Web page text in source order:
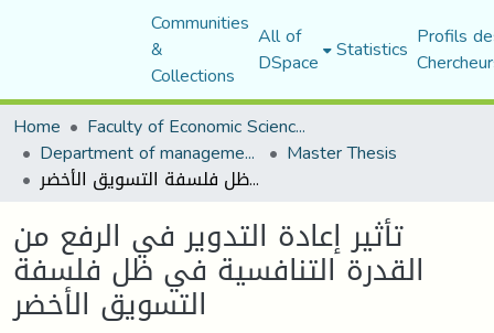
Communities
&
Collections
All of
DSpace Statistics Profils
Home
Faculty of Economic Sciences, Commerce and Management Sciences
Department of management sciences Master Thesis
تأثير إعادة التدوير في الرفع من القدرة التنافسية في ظل فلسفة التسويق الأخضر
تأثير إعادة التدوير في الرفع من
القدرة التنافسية في ظل فلسفة
التسويق الأخضر